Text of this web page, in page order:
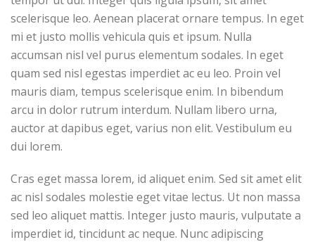
scelerisque leo. Aenean placerat ornare tempus. In eget
mi et justo mollis vehicula quis et ipsum. Nulla
accumsan nisl vel purus elementum sodales. In eget
quam sed nisl egestas imperdiet ac eu leo. Proin vel
mauris diam, tempus scelerisque enim. In bibendum
arcu in dolor rutrum interdum. Nullam libero urna,
auctor at dapibus eget, varius non elit. Vestibulum eu
dui lorem.
Cras eget massa lorem, id aliquet enim. Sed sit amet elit
ac nisl sodales molestie eget vitae lectus. Ut non massa
sed leo aliquet mattis. Integer justo mauris, vulputate a
imperdiet id, tincidunt ac neque. Nunc adipiscing